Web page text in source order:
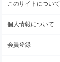
このサイトについて
個人情報について
会員登録